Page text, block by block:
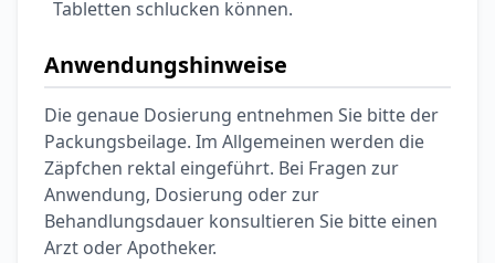
Ohrstöpsel
ARZNEIMITTEL & GESUNDHEIT
Softa Swabs
Alkoholtupfer,
100 Stück
3,75 € 4,29 € -13%
ARZNEIMITTEL & GESUNDHEIT
Lefax® extra
Kautabletten
7,69 € 8,09 €
Tabletten schlucken können.
Anwendungshinweise
Die genaue Dosierung entnehmen Sie bitte der
Packungsbeilage. Im Allgemeinen werden die
Zäpfchen rektal eingeführt. Bei Fragen zur
Anwendung, Dosierung oder zur
Behandlungsdauer konsultieren Sie bitte einen
Arzt oder Apotheker.